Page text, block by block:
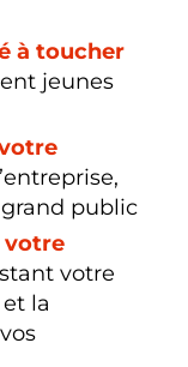
à toucher
jeunes
public
votre
votre
la